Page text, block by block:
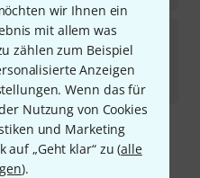
wir Ihnen ein
mit allem was
zählen zum Beispiel
Anzeigen
Wenn das für
Nutzung von Cookies
und Marketing
„Geht klar“ zu (alle
).
K240
ab 29 €
MwSt.